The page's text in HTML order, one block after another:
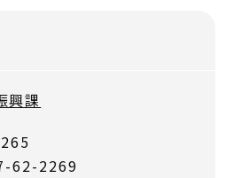
興課
62-2269